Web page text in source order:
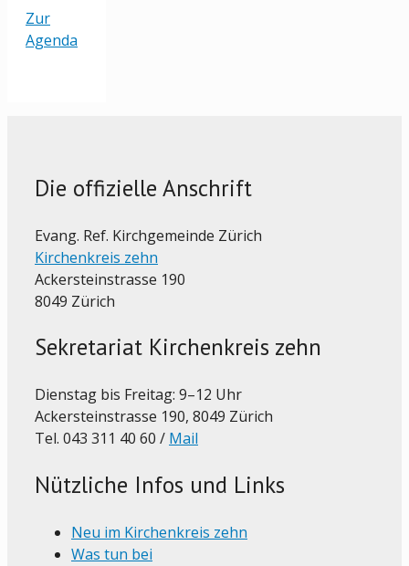
Zur
Agenda
Die offizielle Anschrift
Evang. Ref. Kirchgemeinde Zürich
Kirchenkreis zehn
Ackersteinstrasse 190
8049 Zürich
Sekretariat Kirchenkreis zehn
Dienstag bis Freitag: 9–12 Uhr
Ackersteinstrasse 190, 8049 Zürich
Tel. 043 311 40 60 / Mail
Nützliche Infos und Links
Neu im Kirchenkreis zehn
Was tun bei